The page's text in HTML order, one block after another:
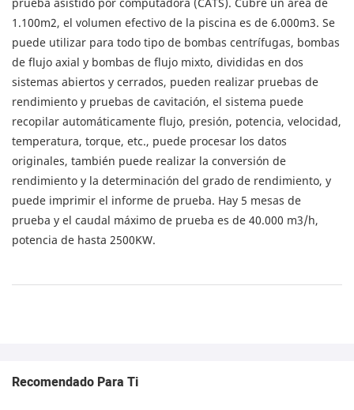
1.100m2, el volumen efectivo de la piscina es de 6.000m3. Se
puede utilizar para todo tipo de bombas centrífugas, bombas
de flujo axial y bombas de flujo mixto, divididas en dos
sistemas abiertos y cerrados, pueden realizar pruebas de
rendimiento y pruebas de cavitación, el sistema puede
recopilar automáticamente flujo, presión, potencia, velocidad,
temperatura, torque, etc., puede procesar los datos
originales, también puede realizar la conversión de
rendimiento y la determinación del grado de rendimiento, y
puede imprimir el informe de prueba. Hay 5 mesas de
prueba y el caudal máximo de prueba es de 40.000 m3/h,
potencia de hasta 2500KW.
Recomendado Para Ti